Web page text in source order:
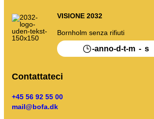
Guida all'ordinamento
VISIONE 2032
Bornholm senza rifiuti
-anno-d-t-m - s
Contattateci
+45 56 92 55 00
mail@bofa.dk